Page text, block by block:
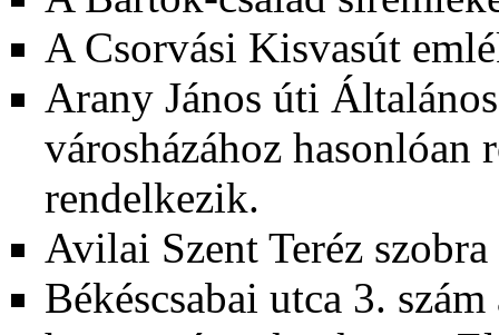
A Csorvási Kisvasút
Arany János úti
városházához
rendelkezik.
Avilai Szent Teréz szobra
Békéscsabai utca 3.